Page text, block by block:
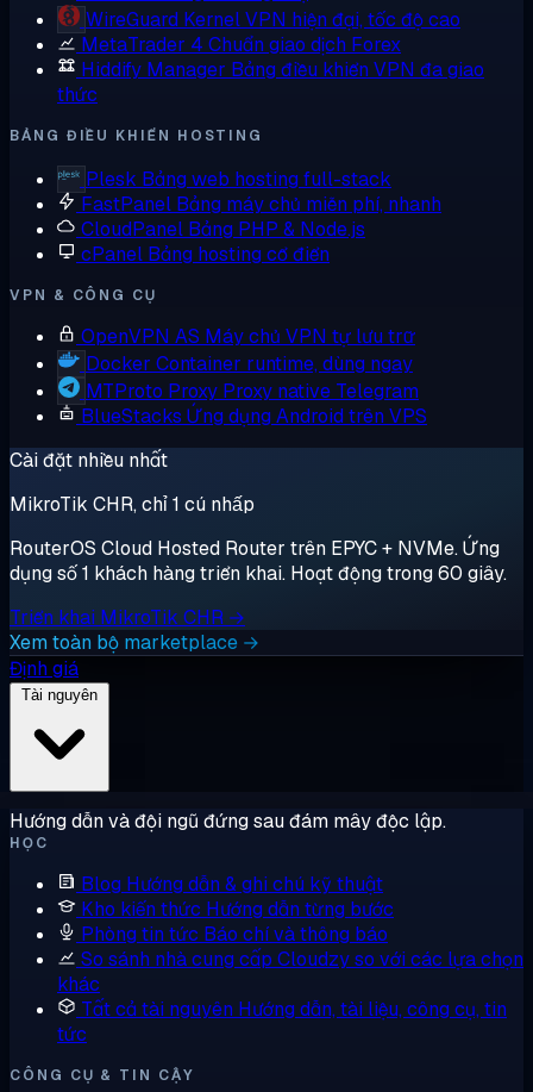
WireGuard Kernel VPN hiện đại, tốc độ cao
MetaTrader 4 Chuẩn giao dịch Forex
Hiddify Manager Bảng điều khiển VPN đa giao
thức
BẢNG ĐIỀU KHIỂN HOSTING
Plesk Bảng web hosting full-stack
FastPanel Bảng máy chủ miễn phí, nhanh
CloudPanel Bảng PHP & Node.js
cPanel Bảng hosting cổ điển
VPN & CÔNG CỤ
OpenVPN AS Máy chủ VPN tự lưu trữ
Docker Container runtime, dùng ngay
MTProto Proxy Proxy native Telegram
BlueStacks Ứng dụng Android trên VPS
Cài đặt nhiều nhất
MikroTik CHR, chỉ 1 cú nhấp
RouterOS Cloud Hosted Router trên EPYC + NVMe. Ứng
dụng số 1 khách hàng triển khai. Hoạt động trong 60 giây.
Triển khai MikroTik CHR →
Xem toàn bộ marketplace →
Định giá
Hướng dẫn và đội ngũ đứng sau đám mây độc lập.
HỌC
Blog Hướng dẫn & ghi chú kỹ thuật
Kho kiến thức Hướng dẫn từng bước
Phòng tin tức Báo chí và thông báo
So sánh nhà cung cấp Cloudzy so với các lựa chọn
khác
Tất cả tài nguyên Hướng dẫn, tài liệu, công cụ, tin
tức
CÔNG CỤ & TIN CẬY